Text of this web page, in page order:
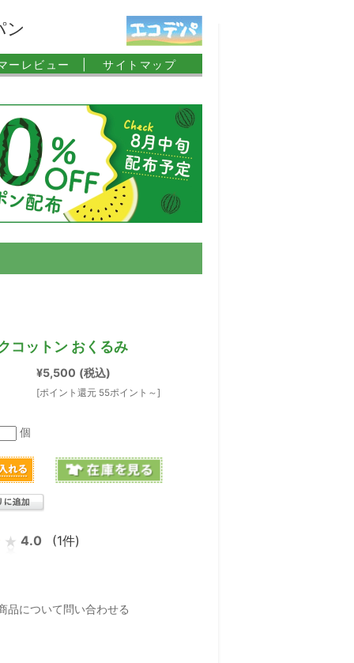
ン
ーレビュー | サイトマップ
コットン おくるみ
¥5,500 (税込)
[ポイント還元 55ポイント～]
個
4.0 (1件)